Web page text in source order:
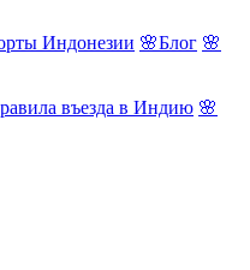
Индонезии 🌸Блог 🌸
въезда в Индию 🌸